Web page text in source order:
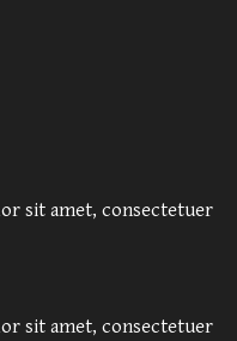
sit amet, consectetuer
sit amet, consectetuer